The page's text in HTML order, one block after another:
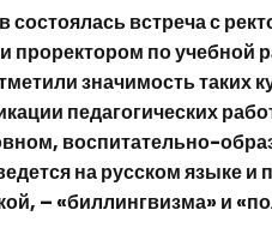
состоялась встреча с
проректором по учебной
значимость таких
педагогических
воспитательно-
на русском языке и
– «биллингвизма» и